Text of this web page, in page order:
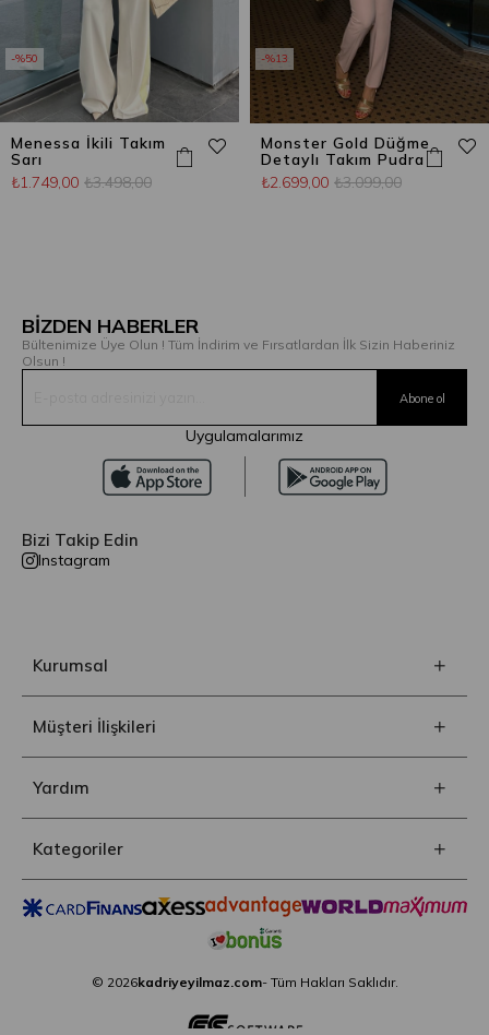
Menessa İkili Takım
Sarı
₺1.749,00 ₺3.498,00
%50
Monster Gold Düğme
Detaylı Takım Pudra
₺2.699,00 ₺3.099,00
%13
BİZDEN HABERLER
Bültenimize Üye Olun ! Tüm İndirim ve Fırsatlardan İlk Sizin Haberiniz
Olsun !
Uygulamalarımız
Bizi Takip Edin
Instagram
Kurumsal
Müşteri İlişkileri
Yardım
Kategoriler
© 2026kadriyeyilmaz.com- Tüm Hakları Saklıdır.